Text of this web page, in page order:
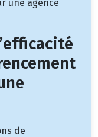
une agence
de